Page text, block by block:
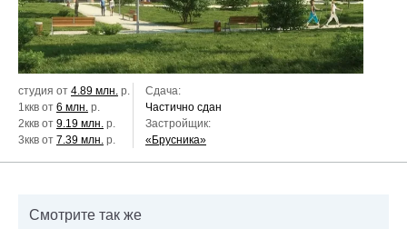
студия от 4.89 млн. р.
1ккв от 6 млн. р.
2ккв от 9.19 млн. р.
3ккв от 7.39 млн. р.
Сдача:
Частично сдан
Застройщик:
«Брусника»
Смотрите так же